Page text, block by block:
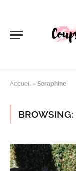
Accueil » Seraphine
BROWSING: